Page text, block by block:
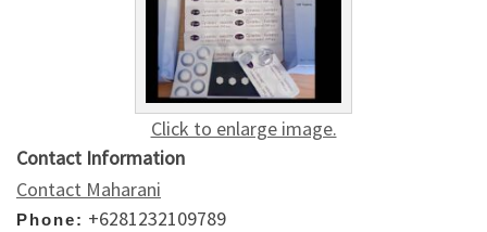
Click to enlarge image.
Contact Information
Contact Maharani
Phone: +6281232109789